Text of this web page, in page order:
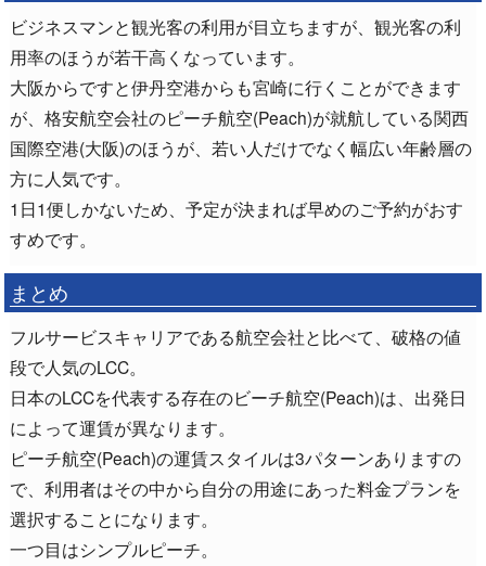
ビジネスマンと観光客の利用が目立ちますが、観光客の利
用率のほうが若干高くなっています。
大阪からですと伊丹空港からも宮崎に行くことができます
が、格安航空会社のピーチ航空(Peach)が就航している関西
国際空港(大阪)のほうが、若い人だけでなく幅広い年齢層の
方に人気です。
1日1便しかないため、予定が決まれば早めのご予約がおす
すめです。
まとめ
フルサービスキャリアである航空会社と比べて、破格の値
段で人気のLCC。
日本のLCCを代表する存在のビーチ航空(Peach)は、出発日
によって運賃が異なります。
ピーチ航空(Peach)の運賃スタイルは3パターンありますの
で、利用者はその中から自分の用途にあった料金プランを
選択することになります。
一つ目はシンプルピーチ。